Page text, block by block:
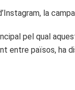
la
pel qual
entre països, ha